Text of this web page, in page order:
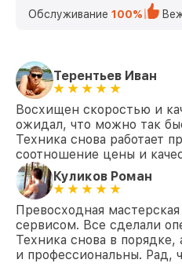
Обслуживание 100%
Терентьев Иван
Восхищен скоростью и
ожидал, что можно так
Техника снова работает
соотношение цены и
Куликов Роман
Превосходная
сервисом. Все сделали
Техника снова в
и профессиональны. Рад,